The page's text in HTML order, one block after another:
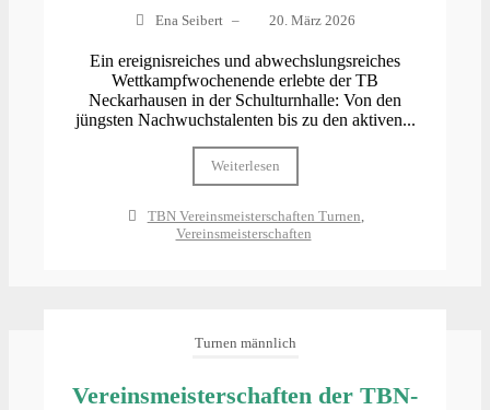
Ena Seibert – 20. März 2026
Ein ereignisreiches und abwechslungsreiches
Wettkampfwochenende erlebte der TB
Neckarhausen in der Schulturnhalle: Von den
jüngsten Nachwuchstalenten bis zu den aktiven...
Weiterlesen
TBN Vereinsmeisterschaften Turnen
Vereinsmeisterschaften
Turnen männlich
Vereinsmeisterschaften der TBN-